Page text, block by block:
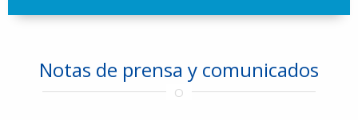
Contraseña
Notas de prensa y comunicados